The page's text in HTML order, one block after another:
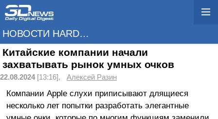
НОВОСТИ HARDWARE
Китайские компании начали
захватывать рынок умных очков
22.08.2024[13:16], Алексей Разин
Компании Apple слухи приписывают длящиеся
несколько лет попытки разработать элегантные